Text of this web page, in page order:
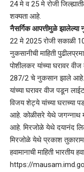
24 मे व 25 मे रोजी
शक्यता आहे.
नैसर्गिक आपत्तीमुळे झालेल्या
22 मे 2025 रोजी सकाळी 10
नुकसानीची माहिती
पोशीलकर यांच्या घरावर
287/2 चे नुकसान झाले आहे.
यांच्या घरावर वीज पडून
विजय शेट्ये यांच्या घराच्या
आहे. कोळीसरे येथे जगन्नाथ
आहे. मिरजोळे येथे दयानंद
मिरजोळे येथे प्रकाश
हवामानाची माहिती भारतीय
https://